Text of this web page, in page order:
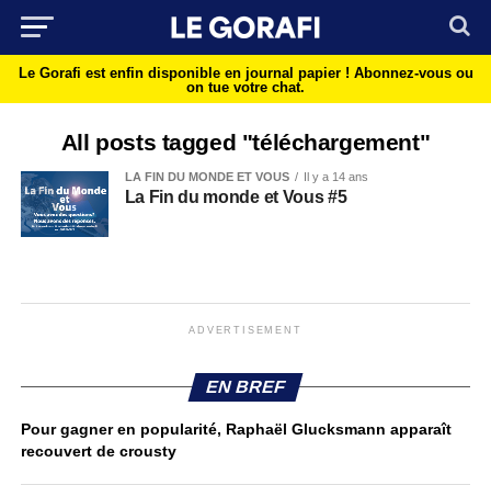
Le Gorafi est enfin disponible en journal papier ! Abonnez-vous ou
on tue votre chat.
All posts tagged "téléchargement"
LA FIN DU MONDE ET VOUS Il y a 14 ans
La Fin du monde et Vous #5
ADVERTISEMENT
EN BREF
Pour gagner en popularité, Raphaël Glucksmann apparaît
recouvert de crousty